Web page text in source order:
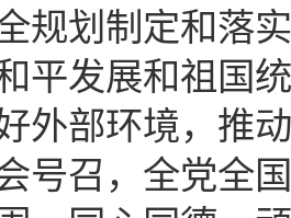
规划制定和落
平发展和祖国
外部环境，推
召，全党全国